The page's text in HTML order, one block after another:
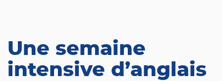
Une semaine
intensive d’anglais